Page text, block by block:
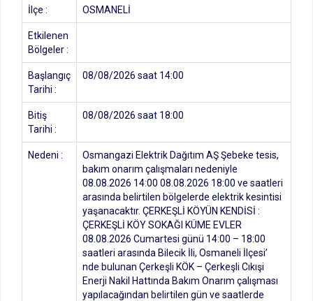
İlçe : OSMANELİ
Etkilenen
Bölgeler :
Başlangıç
Tarihi :
08/08/2026 saat 14:00
Bitiş
Tarihi :
08/08/2026 saat 18:00
Nedeni :
Osmangazi Elektrik Dağıtım AŞ Şebeke tesis,
bakım onarım çalışmaları nedeniyle
08.08.2026 14:00 08.08.2026 18:00 ve saatleri
arasında belirtilen bölgelerde elektrik kesintisi
yaşanacaktır. ÇERKEŞLİ KÖYÜN KENDİSİ :
ÇERKEŞLİ KÖY SOKAĞI KÜME EVLER
08.08.2026 Cumartesi günü 14:00 – 18:00
saatleri arasında Bilecik İli, Osmaneli İlçesi’
nde bulunan Çerkeşli KÖK – Çerkeşli Cıkışi
Enerji Nakil Hattında Bakım Onarım çalışması
yapılacağından belirtilen gün ve saatlerde